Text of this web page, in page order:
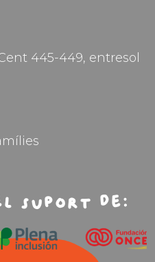
445-449, entresol
suport de: